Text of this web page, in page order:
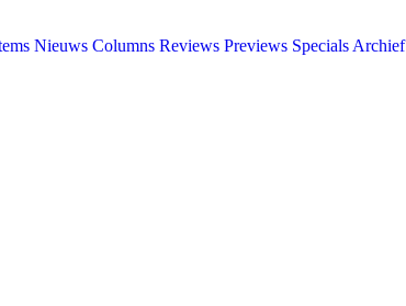
Nieuws Columns Reviews Previews Specials Archief